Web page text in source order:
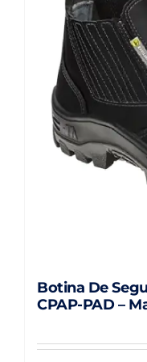
Botina De
CPAP-PAD –